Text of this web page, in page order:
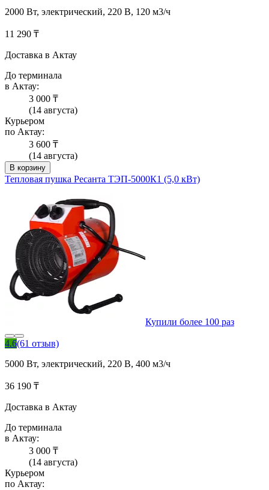
2000 Вт, электрический, 220 В, 120 м3/ч
11 290 ₸
Доставка в Актау
До терминала
в Актау:
3 000 ₸
(14 августа)
Курьером
по Актау:
3 600 ₸
(14 августа)
В корзину
Тепловая пушка Ресанта ТЭП-5000К1 (5,0 кВт)
Купили более 100 раз
4.6(61 отзыв)
5000 Вт, электрический, 220 В, 400 м3/ч
36 190 ₸
Доставка в Актау
До терминала
в Актау:
3 000 ₸
(14 августа)
Курьером
по Актау: